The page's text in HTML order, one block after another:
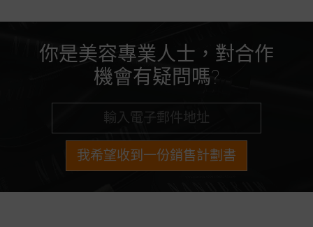
你是美容專業人士，對合作
機會有疑問嗎?
我希望收到一份銷售計劃書